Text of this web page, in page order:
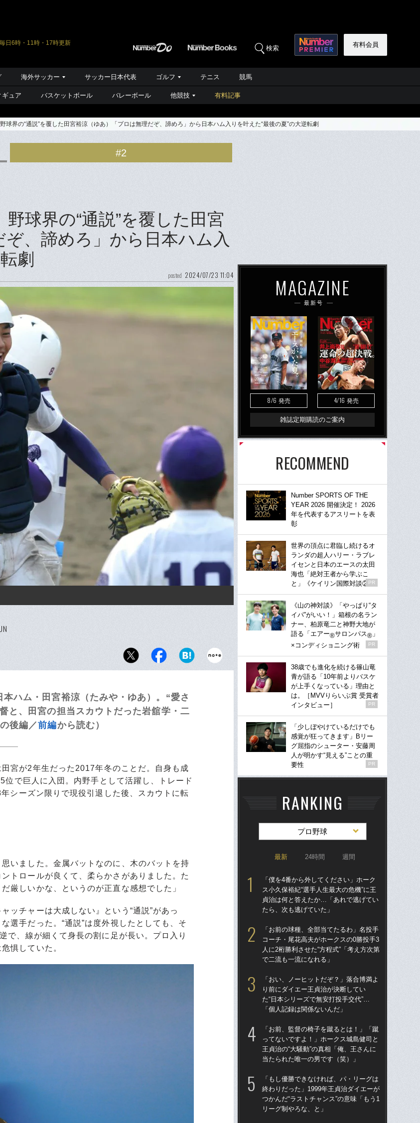
毎日6時・11時・17時更新
検索 有料会員
海外サッカー サッカー日本代表 ゴルフ テニス 競馬
ギュア バスケットボール バレーボール 他競技 有料記事
球界の“通説”を覆した田宮裕涼（ゆあ）「プロは無理だぞ、諦めろ」から日本ハム入りを叶えた“最後の夏”の大逆転劇
#2
球界の“通説”を覆した田宮
、諦めろ」から日本ハム入
劇
posted 2024/07/23 11:04
ハム・田宮裕涼（たみや・ゆあ）。“愛さ
と、田宮の担当スカウトだった岩舘学・二
後編／前編から読む）
宮が2年生だった2017年冬のことだ。自身も成
で巨人に入団。内野手として活躍し、トレード
シーズン限りで現役引退した後、スカウトに転
いました。金属バットなのに、木のバットを持
トロールが良くて、柔らかさがありました。た
厳しいかな、というのが正直な感想でした」
ッチャーは大成しない』という“通説”があっ
選手だった。“通説”は度外視したとしても、そ
で、線が細くて身長の割に足が長い。プロ入り
惧していた。
MAGAZINE
最新号
8/6 発売 4/16 発売
雑誌定期購読のご案内
RECOMMEND
Number SPORTS OF THE
YEAR 2026 開催決定！ 2026
年を代表するアスリートを表
彰
世界の頂点に君臨し続けるオ
ランダの超人ハリー・ラブレ
イセンと日本のエースの太田
海也「絶対王者から学ぶこ
と」《ケイリン国際対談②》
PR
《山の神対談》「やっぱり“タ
イパ”がいい！」箱根の名ラン
ナー、柏原竜二と神野大地が
語る「エアー®サロンパス® 」
×コンディショニング術
PR
38歳でも進化を続ける篠山竜
青が語る「10年前よりバスケ
が上手くなっている」理由と
は。［MVVりらいぶ賞 受賞者
インタビュー］
PR
「少しぼやけているだけでも
感覚が狂ってきます」Bリー
グ屈指のシューター・安藤周
人が明かす“見える”ことの重
要性
PR
RANKING
プロ野球
最新 24時間 週間
「僕を4番から外してください」ホーク
ス小久保裕紀“選手人生最大の危機”に王
貞治は何と答えたか…「あれで逃げてい
たら、次も逃げていた」
「お前の球種、全部当てたるわ」名投手
コーチ・尾花高夫がホークスの0勝投手3
人に2桁勝利させた“方程式”「考え方次第
で二流も一流になれる」
「おい、ノーヒットだぞ？」落合博満よ
り前にダイエー王貞治が決断してい
た“日本シリーズで無安打投手交代”…
「個人記録は関係ないんだ」
「お前、監督の椅子を蹴るとは！」「蹴
ってないですよ！」ホークス城島健司と
王貞治の“大騒動”の真相「俺、王さんに
当たられた唯一の男です（笑）」
「もし優勝できなければ、パ・リーグは
終わりだった」1999年王貞治ダイエーが
つかんだ“ラストチャンス”の意味「もう1
リーグ制やろな、と」